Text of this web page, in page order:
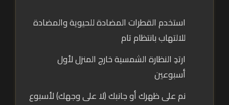
استخدم القطرات المضادة للحيوية والمضادة
للالتهاب بانتظام تام
ارتدِ النظارة الشمسية خارج المنزل لأول
أسبوعين
نم على ظهرك أو جانبك (لا على وجهك) لأسبوع